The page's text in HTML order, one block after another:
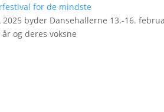
for de mindste
2025 byder Dansehallerne 13.-16.
og deres voksne